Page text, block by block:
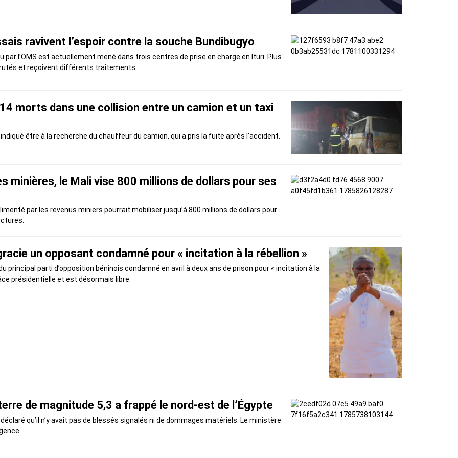
ravivent l’espoir contre la souche Bundibugyo
par l’OMS est actuellement mené dans trois centres de prise en charge en Ituri. Plus
et reçoivent différents traitements.
morts dans une collision entre un camion et un taxi
être à la recherche du chauffeur du camion, qui a pris la fuite après l’accident.
minières, le Mali vise 800 millions de dollars pour ses
par les revenus miniers pourrait mobiliser jusqu’à 800 millions de dollars pour
un opposant condamné pour « incitation à la rébellion »
principal parti d’opposition béninois condamné en avril à deux ans de prison pour « incitation à la
présidentielle et est désormais libre.
de magnitude 5,3 a frappé le nord-est de l’Égypte
qu’il n’y avait pas de blessés signalés ni de dommages matériels. Le ministère